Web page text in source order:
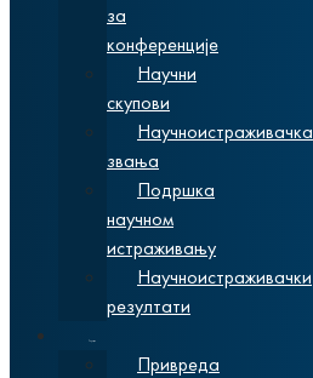
за
конференције
Научни
скупови
Научноистраживачка
звања
Подршка
научном
истраживању
Научноистраживачки
резултати
Привреда